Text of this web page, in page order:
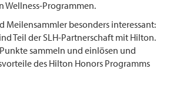
Wellness-Programmen.
Meilensammler besonders interessant:
Teil der SLH-Partnerschaft mit Hilton.
sammeln und einlösen und
des Hilton Honors Programms